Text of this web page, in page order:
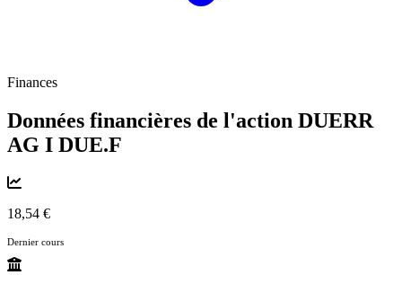
Finances
Données financières de l'action DUERR
AG I DUE.F
18,54 €
Dernier cours